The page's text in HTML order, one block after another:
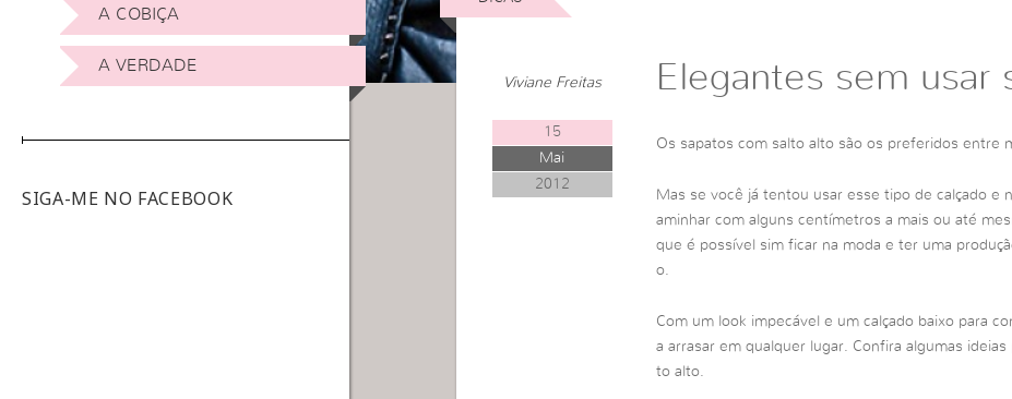
A COBIÇA
A VERDADE
SIGA-ME NO FACEBOOK
Viviane Freitas
15
Mai
2012
Elegantes sem usar
Os sapatos com salto alto são os preferidos entre
Mas se você já tentou usar esse tipo de calçado e
aminhar com alguns centímetros a mais ou até
que é possível sim ficar na moda e ter uma
o.
Com um look impecável e um calçado baixo para
a arrasar em qualquer lugar. Confira algumas
to alto.